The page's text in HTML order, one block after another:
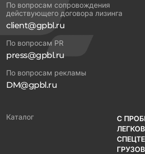
По вопросам сопровождения
действующего договора лизинга
client@gpbl.ru
По вопросам PR
press@gpbl.ru
По вопросам рекламы
DM@gpbl.ru
Каталог
С